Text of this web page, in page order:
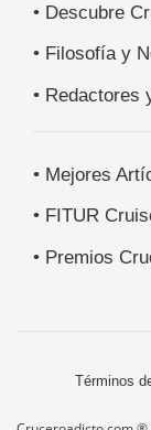
• Descubre
• Filosofía y
• Redactores
• Mejores
• FITUR
• Premios
Términos